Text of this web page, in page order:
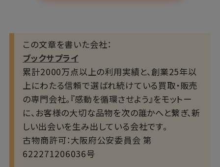
この文章を書いた会社：
ブックサプライ
累計2000万点以上の利用実績と、創業25年以
上にわたる信頼で選ばれ続けている買取・販売
の専門会社。『感動を循環させよう』をモットー
に、お客様の大切な品物を次の誰かへと繋ぎ、新
しい出会いを生み出している会社です。
古物商許可：大阪府公安委員会 第
622271206036号